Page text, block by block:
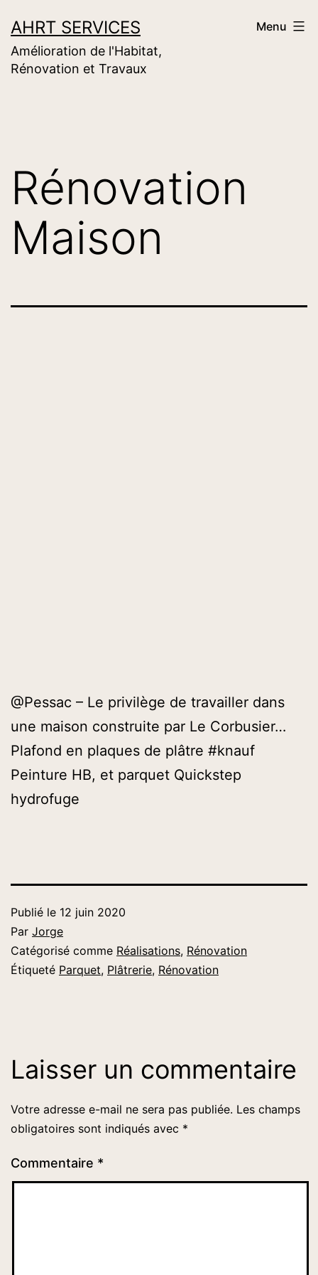
au
contenu
AHRT SERVICES
Amélioration de l'Habitat,
Rénovation et Travaux
Menu
Rénovation
Maison
@Pessac – Le privilège de travailler dans
une maison construite par Le Corbusier…
Plafond en plaques de plâtre #knauf
Peinture HB, et parquet Quickstep
hydrofuge
Publié le 12 juin 2020
Par Jorge
Catégorisé comme Réalisations, Rénovation
Étiqueté Parquet, Plâtrerie, Rénovation
Laisser un commentaire
Votre adresse e-mail ne sera pas publiée. Les champs
obligatoires sont indiqués avec *
Commentaire *